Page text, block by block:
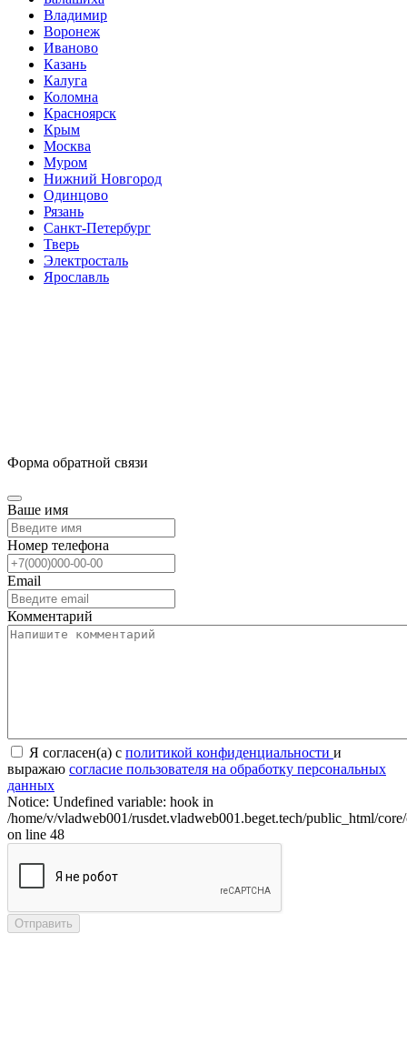
Владимир
Воронеж
Иваново
Казань
Калуга
Коломна
Красноярск
Крым
Москва
Муром
Нижний Новгород
Одинцово
Рязань
Санкт-Петербург
Тверь
Электросталь
Ярославль
Форма обратной связи
Ваше имя
Номер телефона
Email
Комментарий
Я согласен(а) с политикой конфиденциальности и
выражаю согласие пользователя на обработку персональных
данных
Notice: Undefined variable: hook in
/home/v/vladweb001/rusdet.vladweb001.beget.tech/public_html/
on line 48
Отправить